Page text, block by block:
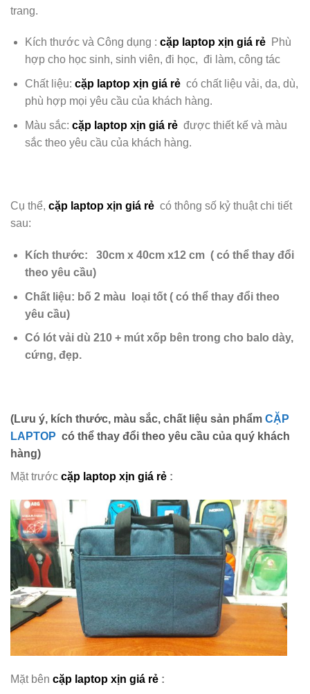
trang.
Kích thước và Công dụng : cặp laptop xịn giá rẻ
Phù
hợp cho học sinh, sinh viên, đi học, đi làm, công tác
Chất liệu: cặp laptop xịn giá rẻ có chất liệu vải, da, dù,
phù hợp mọi yêu cầu của khách hàng.
Màu sắc: cặp laptop xịn giá rẻ được thiết kế và màu
sắc theo yêu cầu của khách hàng.
Cụ thể, cặp laptop xịn giá rẻ có thông số kỷ thuật chi tiết
sau:
Kích thước: 30cm x 40cm x12 cm ( có thể thay đổi
theo yêu cầu)
Chất liệu: bố 2 màu loại tốt ( có thể thay đổi theo
yêu cầu)
Có lót vải dù 210 + mút xốp bên trong cho balo dày,
cứng, đẹp.
(Lưu ý, kích thước, màu sắc, chất liệu sản phẩm CẶP
LAPTOP có thể thay đổi theo yêu cầu của quý khách
hàng)
Mặt trước cặp laptop xịn giá rẻ :
Mặt bên cặp laptop xịn giá rẻ :